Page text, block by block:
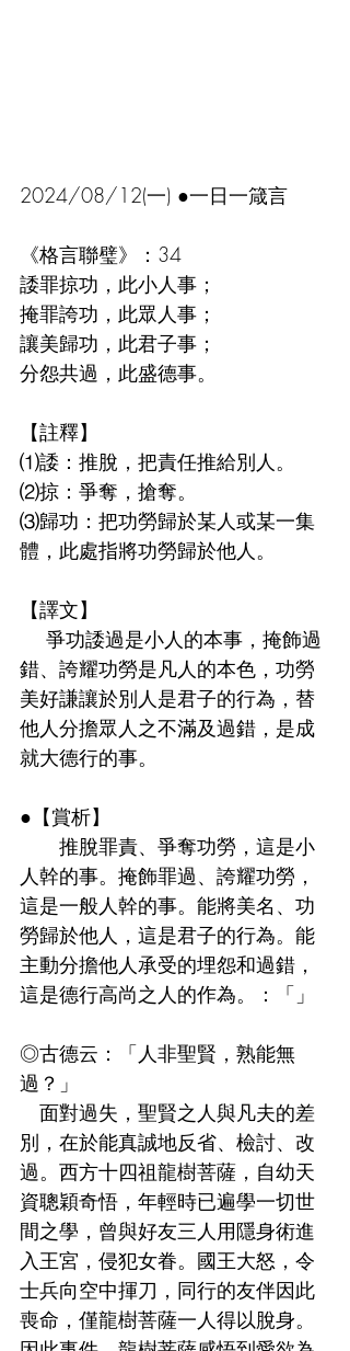
2024/08/12(一) ●一日一箴言
《格言聯璧》：34
諉罪掠功，此小人事；
掩罪誇功，此眾人事；
讓美歸功，此君子事；
分怨共過，此盛德事。
【註釋】
⑴諉：推脫，把責任推給別人。
⑵掠：爭奪，搶奪。
⑶歸功：把功勞歸於某人或某一集
體，此處指將功勞歸於他人。
【譯文】
錯、誇耀功勞是凡人的本色，功勞
美好謙讓於別人是君子的行為，替
他人分擔眾人之不滿及過錯，是成
就大德行的事。
●【賞析】
人幹的事。掩飾罪過、誇耀功勞，
這是一般人幹的事。能將美名、功
勞歸於他人，這是君子的行為。能
主動分擔他人承受的埋怨和過錯，
這是德行高尚之人的作為。：「」
◎古德云：「人非聖賢，熟能無
過？」
別，在於能真誠地反省、檢討、改
過。西方十四祖龍樹菩薩，自幼天
資聰穎奇悟，年輕時已遍學一切世
間之學，曾與好友三人用隱身術進
入王宮，侵犯女眷。國王大怒，令
士兵向空中揮刀，同行的友伴因此
喪命，僅龍樹菩薩一人得以脫身。